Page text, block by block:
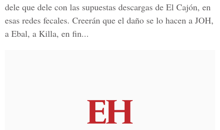
dele que dele con las supuestas descargas de El Cajón, en
esas redes fecales. Creerán que el daño se lo hacen a JOH,
a Ebal, a Killa, en fin...